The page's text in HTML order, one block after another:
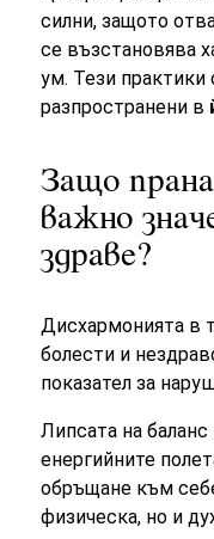
силни, защото
се възстановява
ум. Тези практики
разпространени в
Защо
важно
здраве?
Дисхармонията в
болести и
показател за
Липсата на
енергийните
обръщане към
физическа, но и